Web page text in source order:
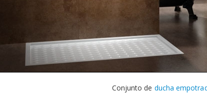
Conjunto de ducha